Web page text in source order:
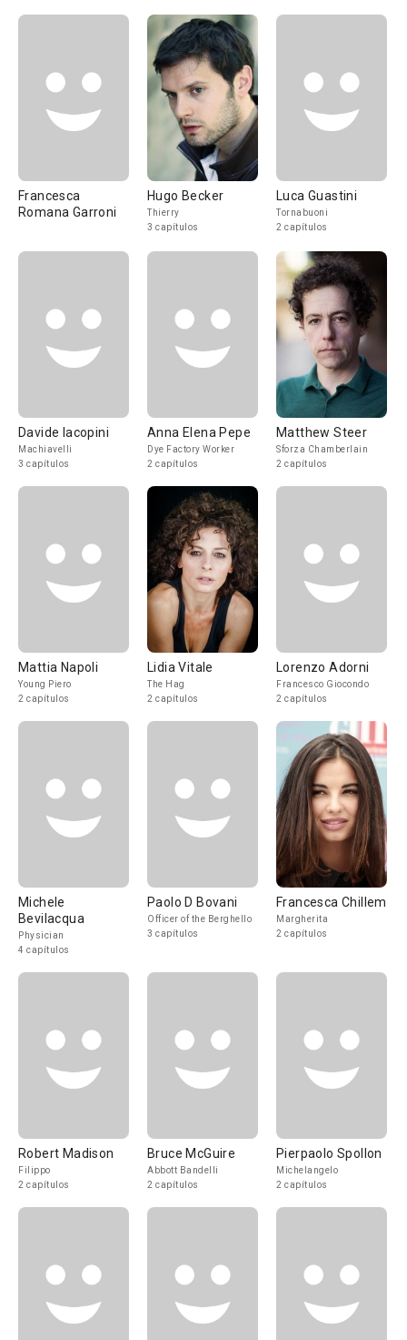
Francesca
Romana Garroni
Hugo Becker
Thierry
3 capítulos
Luca Guastini
Tornabuoni
2 capítulos
Davide Iacopini
Machiavelli
3 capítulos
Anna Elena Pepe
Dye Factory Worker
2 capítulos
Matthew Steer
Sforza Chamberlain
2 capítulos
Mattia Napoli
Young Piero
2 capítulos
Lidia Vitale
The Hag
2 capítulos
Lorenzo Adorni
Francesco Giocondo
2 capítulos
Michele
Bevilacqua
Physician
4 capítulos
Paolo D Bovani
Officer of the Berghello
3 capítulos
Francesca Chillemi
Margherita
2 capítulos
Robert Madison
Filippo
2 capítulos
Bruce McGuire
Abbott Bandelli
2 capítulos
Pierpaolo Spollon
Michelangelo
2 capítulos